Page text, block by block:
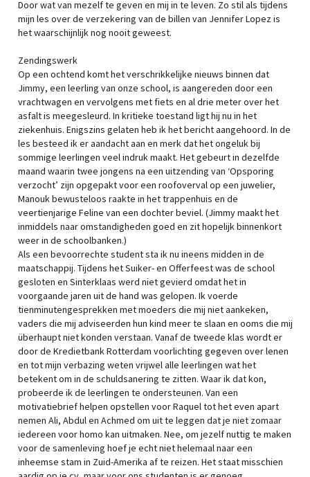
Door wat van mezelf te geven en mij in te leven. Zo stil als tijdens
mijn les over de verzekering van de billen van Jennifer Lopez is
het waarschijnlijk nog nooit geweest.
Zendingswerk
Op een ochtend komt het verschrikkelijke nieuws binnen dat
Jimmy, een leerling van onze school, is aangereden door een
vrachtwagen en vervolgens met fiets en al drie meter over het
asfalt is meegesleurd. In kritieke toestand ligt hij nu in het
ziekenhuis. Enigszins gelaten heb ik het bericht aangehoord. In de
les besteed ik er aandacht aan en merk dat het ongeluk bij
sommige leerlingen veel indruk maakt. Het gebeurt in dezelfde
maand waarin twee jongens na een uitzending van ‘Opsporing
verzocht’ zijn opgepakt voor een roofoverval op een juwelier,
Manouk bewusteloos raakte in het trappenhuis en de
veertienjarige Feline van een dochter beviel. (Jimmy maakt het
inmiddels naar omstandigheden goed en zit hopelijk binnenkort
weer in de schoolbanken.)
Als een bevoorrechte student sta ik nu ineens midden in de
maatschappij. Tijdens het Suiker- en Offerfeest was de school
gesloten en Sinterklaas werd niet gevierd omdat het in
voorgaande jaren uit de hand was gelopen. Ik voerde
tienminutengesprekken met moeders die mij niet aankeken,
vaders die mij adviseerden hun kind meer te slaan en ooms die mij
überhaupt niet konden verstaan. Vanaf de tweede klas wordt er
door de Kredietbank Rotterdam voorlichting gegeven over lenen
en tot mijn verbazing weten vrijwel alle leerlingen wat het
betekent om in de schuldsanering te zitten. Waar ik dat kon,
probeerde ik de leerlingen te ondersteunen. Van een
motivatiebrief helpen opstellen voor Raquel tot het even apart
nemen Ali, Abdul en Achmed om uit te leggen dat je niet zomaar
iedereen voor homo kan uitmaken. Nee, om jezelf nuttig te maken
voor de samenleving hoef je echt niet helemaal naar een
inheemse stam in Zuid-Amerika af te reizen. Het staat misschien